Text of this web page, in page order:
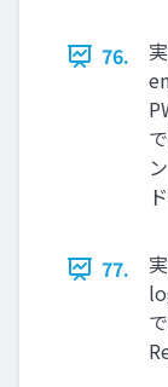
76.
77.